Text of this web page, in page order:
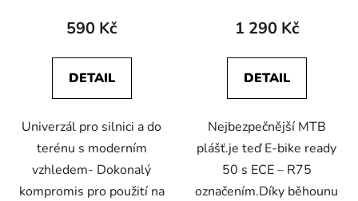
590 Kč
DETAIL
Univerzál pro silnici a do
terénu s moderním
vzhledem- Dokonalý
kompromis pro použití na
1 290 Kč
DETAIL
Nejbezpečnější MTB
plášť.je teď E-bike ready
50 s ECE – R75
označením.Díky běhounu